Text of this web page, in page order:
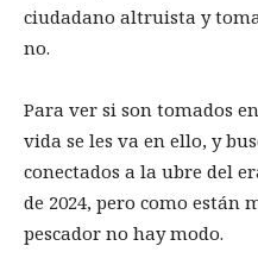
ciudadano altruista y
no.
Para ver si son tomados
vida se les va en ello, y
conectados a la ubre del
de 2024, pero como están
pescador no hay modo.